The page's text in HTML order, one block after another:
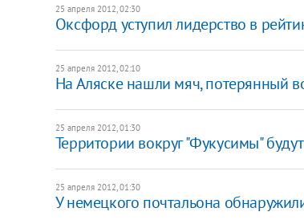
25 апреля 2012, 02:30
Оксфорд уступил лидерство в
25 апреля 2012, 02:10
На Аляске нашли мяч, потерянный
25 апреля 2012, 01:30
Территории вокруг "Фукусимы"
25 апреля 2012, 01:30
У немецкого почтальона